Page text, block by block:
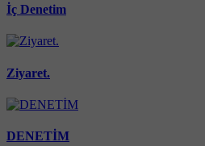
İç Denetim
Ziyaret.
DENETİM